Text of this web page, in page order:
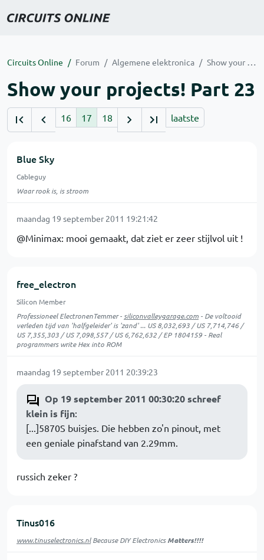
Circuits Online Forum Algemene elektronica Show your projects! Part 23
Show your projects! Part 23
16 17 18 laatste
Blue Sky
Cableguy
Waar rook is, is stroom
maandag 19 september 2011 19:21:42
@Minimax: mooi gemaakt, dat ziet er zeer stijlvol uit !
free_electron
Silicon Member
Professioneel ElectronenTemmer - siliconvalleygarage.com - De voltooid
verleden tijd van 'halfgeleider' is 'zand' ... US 8,032,693 / US 7,714,746 /
US 7,355,303 / US 7,098,557 / US 6,762,632 / EP 1804159 - Real
programmers write Hex into ROM
maandag 19 september 2011 20:39:23
Op 19 september 2011 00:30:20 schreef
klein is fijn:
[...]5870S buisjes. Die hebben zo'n pinout, met
een geniale pinafstand van 2.29mm.
russich zeker ?
Tinus016
www.tinuselectronics.nlBecause DIY ElectronicsMatters!!!!